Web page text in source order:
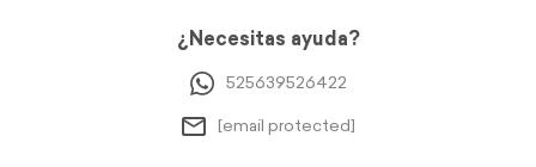
¿Necesitas ayuda?
525639526422
[email protected]